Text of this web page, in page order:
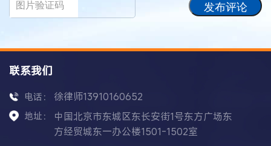
发布评论
联系我们
电话： 徐律师13910160652
地址：
中国北京市东城区东长安街1号东方广场东
方经贸城东一办公楼1501-1502室